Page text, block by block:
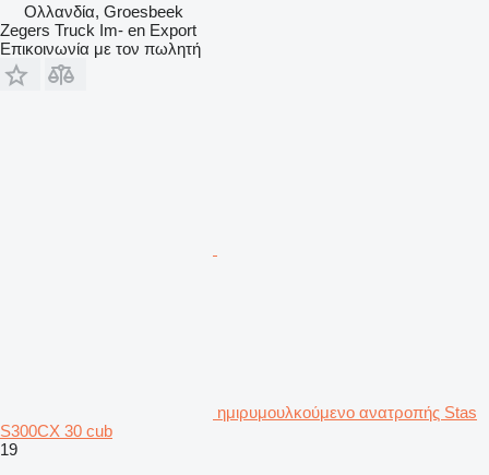
Ολλανδία, Groesbeek
Zegers Truck Im- en Export
Επικοινωνία με τον πωλητή
ημιρυμουλκούμενο ανατροπής Stas
S300CX 30 cub
19